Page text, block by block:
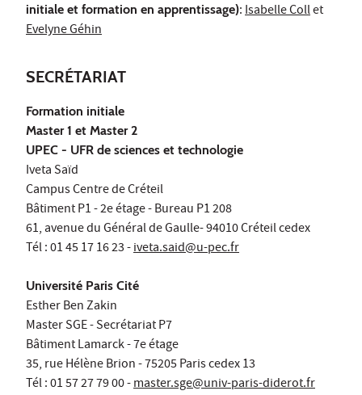
initiale et formation en apprentissage):Isabelle Collet
Evelyne Géhin
SECRÉTARIAT
Formation initiale
Master 1 et Master 2
UPEC - UFR de sciences et technologie
Iveta Saïd
Campus Centre de Créteil
Bâtiment P1 - 2e étage - Bureau P1 208
61, avenue du Général de Gaulle- 94010 Créteil cedex
Tél : 01 45 17 16 23 -iveta.said@u-pec.fr
Université Paris Cité
Esther Ben Zakin
Master SGE - Secrétariat P7
Bâtiment Lamarck - 7e étage
35, rue Hélène Brion - 75205 Paris cedex 13
Tél : 01 57 27 79 00 -master.sge@univ-paris-diderot.fr